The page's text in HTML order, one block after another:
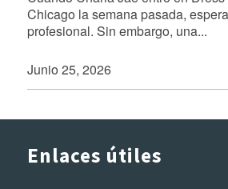
Chicago la semana pasada,
profesional. Sin embargo, una...
Junio 25, 2026
Enlaces útiles